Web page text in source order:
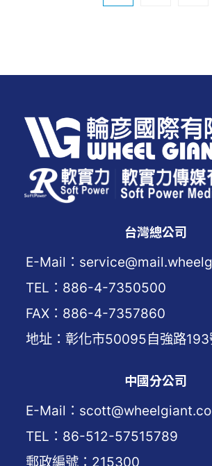
台灣總公司
E-Mail：
TEL：886-4-7350500
FAX：886-4-7357860
地址：彰化市50095自強路193
中國分公司
E-Mail：
TEL：86-512-57515789
郵政編號：215300